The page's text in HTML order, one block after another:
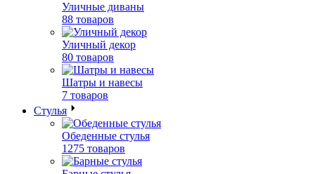
Уличные диваны
88 товаров
Уличный декор
80 товаров
Шатры и навесы
7 товаров
Стулья
Обеденные стулья
1275 товаров